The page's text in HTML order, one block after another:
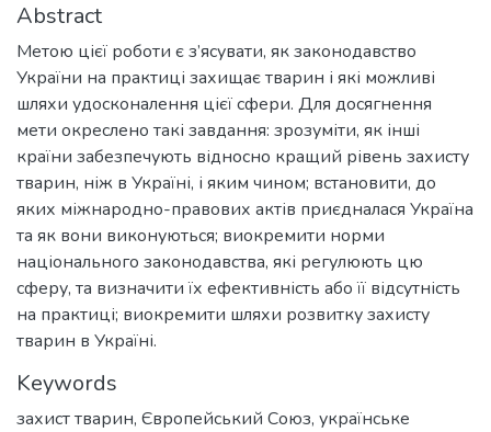
Abstract
Метою цієї роботи є з’ясувати, як законодавство
України на практиці захищає тварин і які можливі
шляхи удосконалення цієї сфери. Для досягнення
мети окреслено такі завдання: зрозуміти, як інші
країни забезпечують відносно кращий рівень захисту
тварин, ніж в Україні, і яким чином; встановити, до
яких міжнародно-правових актів приєдналася Україна
та як вони виконуються; виокремити норми
національного законодавства, які регулюють цю
сферу, та визначити їх ефективність або її відсутність
на практиці; виокремити шляхи розвитку захисту
тварин в Україні.
Keywords
захист тварин, Європейський Союз, українське